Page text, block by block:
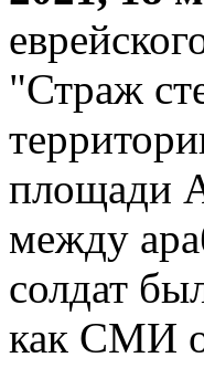
"Страж
площади
между
солдат
как СМИ